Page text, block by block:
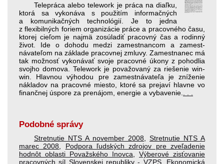
Telepráca alebo telework je práca na diaľku,
ktorá sa vykonáva s použitím informačných
a komunikačných technológií. Je to jedna
z flexibilných foriem organizácie práce a pracovného času,
ktorej cieľom je najmä zosúladiť pracovný čas a rodinný
život. Ide o dohodu medzi zamestnancom a zamest­
návateľom na základe pracovnej zmluvy. Zamestnanec má
tak možnosť vykonávať svoje pracovné úkony z pohodlia
svojho domova. Telework je považovaný za riešenie win-
win. Hlavnou výhodou pre zamest­návateľa je zníženie
nákladov na pracovné miesto, ktoré sa prejaví hlavne vo
finančnej úspore za prenájom, energie a vybavenie.
Podobné správy
Stretnutie NTS A november 2008
Stretnutie NTS A
marec 2008
Podpora ľudských zdrojov pre zveľadenie
hodnôt oblasti Považského Inovca
Výberové zisťovanie
pracovných síl Slovenskej republiky - VZPS, Ekonomická